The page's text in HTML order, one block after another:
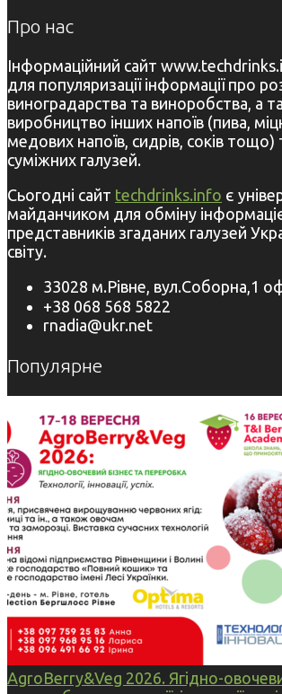
Про нас
Інформаційний сайт
для популяризації інформації про
виноградарства та виноробства, а
виробництво інших напоїв (пива,
медових напоїв, сидрів, соків тощо)
суміжних галузей.
Сьогодні сайт techdrinks.info є
майданчиком для обміну
представників згаданих галузей
світу.
33028 м.Рівне, вул.Соборна,1
+38 068 568 5822
rnadia@ukr.net
Популярне
AgroBerry&Veg 2026. Ягідно-